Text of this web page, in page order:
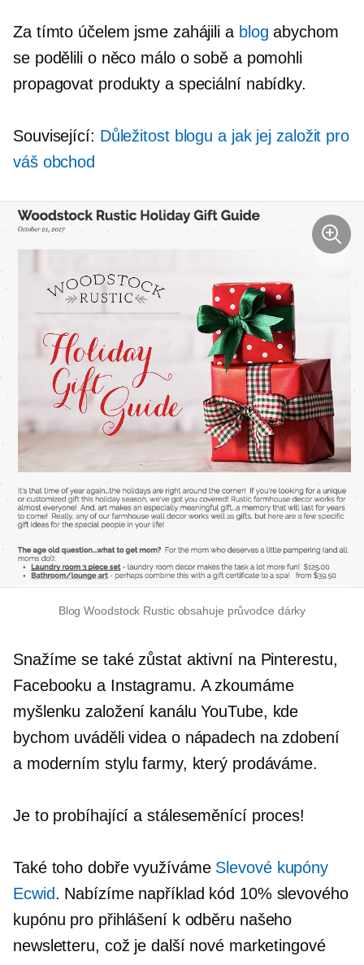
Za tímto účelem jsme zahájili a blog abychom
se podělili o něco málo o sobě a pomohli
propagovat produkty a speciální nabídky.
Související: Důležitost blogu a jak jej založit pro
váš obchod
Blog Woodstock Rustic obsahuje průvodce dárky
Snažíme se také zůstat aktivní na Pinterestu,
Facebooku a Instagramu. A zkoumáme
myšlenku založení kanálu YouTube, kde
bychom uváděli videa o nápadech na zdobení
a moderním stylu farmy, který prodáváme.
Je to probíhající a stáleseměnícíproces!
Také toho dobře využíváme Slevové kupóny
Ecwid. Nabízíme například kód 10% slevového
kupónu pro přihlášení k odběru našeho
newsletteru, což je další nové marketingové